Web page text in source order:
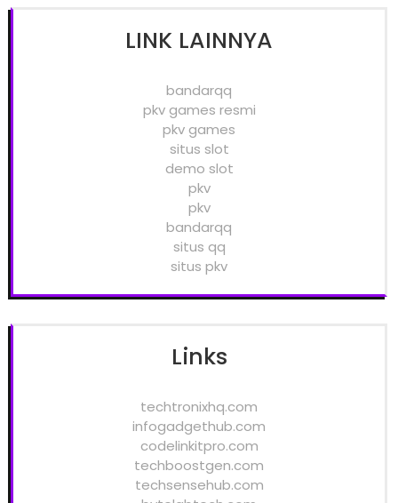
LINK LAINNYA
bandarqq
pkv games resmi
pkv games
situs slot
demo slot
pkv
pkv
bandarqq
situs qq
situs pkv
Links
techtronixhq.com
infogadgethub.com
codelinkitpro.com
techboostgen.com
techsensehub.com